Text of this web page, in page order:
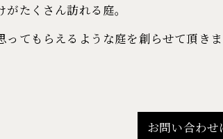
たくさん訪れる庭。
てもらえるような庭を創らせて頂きま
お問い合わせ